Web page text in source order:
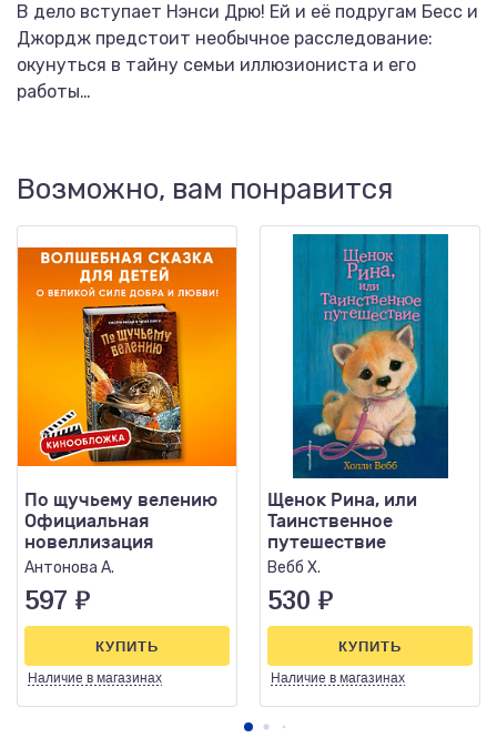
В дело вступает Нэнси Дрю! Ей и её подругам Бесс и
Джордж предстоит необычное расследование:
окунуться в тайну семьи иллюзиониста и его
работы…
Возможно, вам понравится
По щучьему велению
Официальная
новеллизация
Антонова А.
597 ₽
Наличие в магазинах
КУПИТЬ
Щенок Рина, или
Таинственное
путешествие
Вебб Х.
530 ₽
Наличие в магазинах
КУПИТЬ